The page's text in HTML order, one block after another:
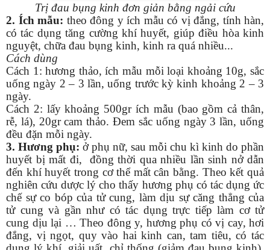
Trị đau bụng kinh đơn giản bằng ngải cứu
2. Ích mẫu: theo đông y ích mẫu có vị đắng, tính hàn,
có tác dụng tăng cường khí huyết, giúp điều hòa kinh
nguyệt, chữa đau bụng kinh, kinh ra quá nhiều...
Cách dùng
Cách 1: hương thảo, ích mẫu mỗi loại khoảng 10g, sắc
uống ngày 2 – 3 lần, uống trước kỳ kinh khoảng 2 – 3
ngày.
Cách 2: lấy khoảng 500gr ích mẫu (bao gồm cả thân,
rễ, lá), 20gr cam thảo. Đem sắc uống ngày 3 lần, uống
đều đặn mỗi ngày.
3. Hương phụ: ở phụ nữ, sau mỗi chu kì kinh do phần
huyết bị mất đi, đồng thời qua nhiều lần sinh nở dẫn
đến khí huyết trong cơ thể mất cân bằng. Theo kết quả
nghiên cứu dược lý cho thấy hương phụ có tác dụng ức
chế sự co bóp của tử cung, làm dịu sự căng thẳng của
tử cung và gần như có tác dụng trực tiếp làm cơ tử
cung dịu lại … Theo đông y, hương phụ có vị cay, hơi
đắng, vị ngọt, quy vào hai kinh can, tam tiêu, có tác